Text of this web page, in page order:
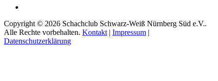
Copyright © 2026 Schachclub Schwarz-Weiß Nürnberg Süd e.V..
Alle Rechte vorbehalten. Kontakt | Impressum |
Datenschutzerklärung